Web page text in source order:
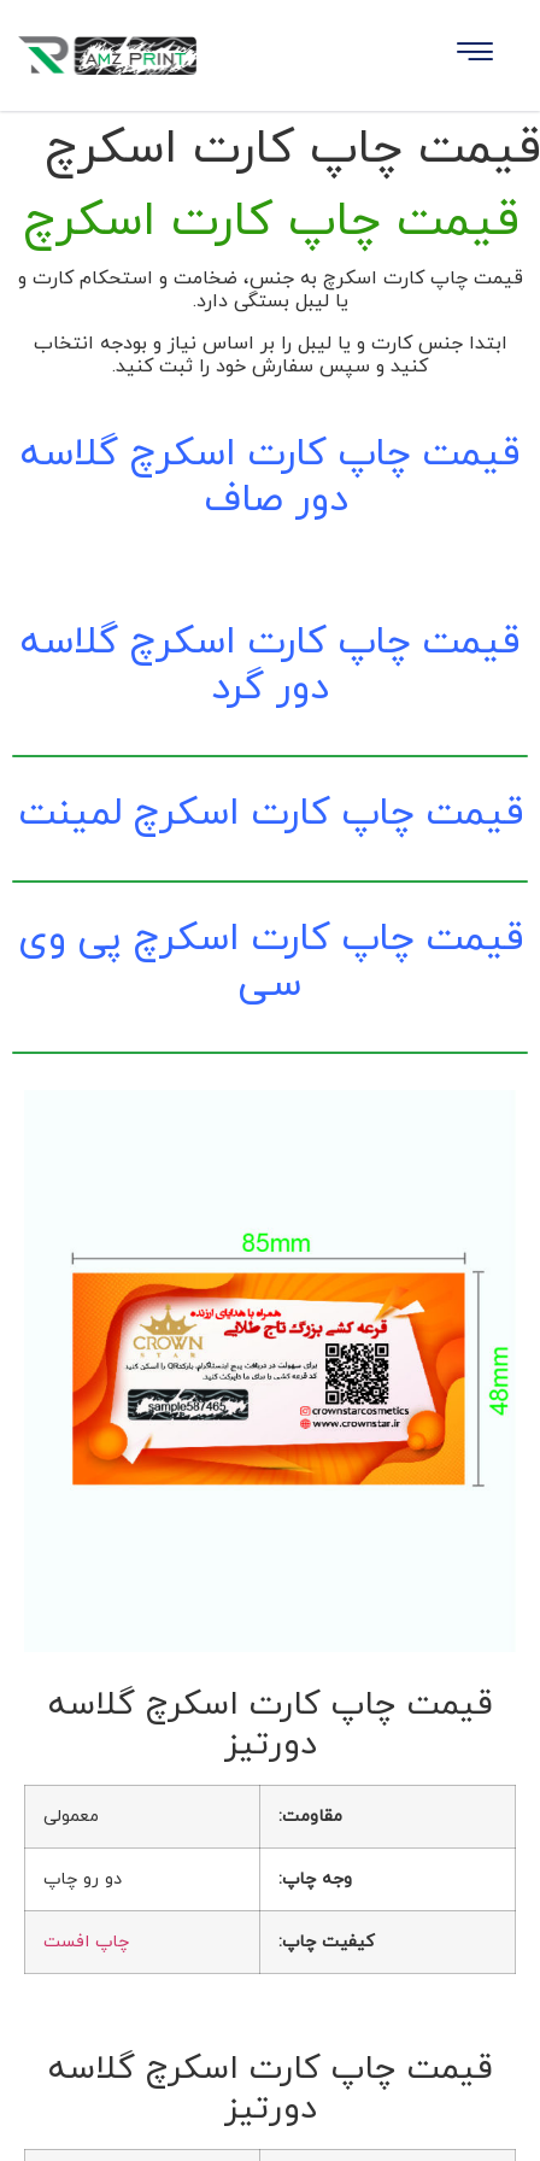
قیمت چاپ کارت اسکرچ
قیمت چاپ کارت اسکرچ
قیمت چاپ کارت اسکرچ به جنس، ضخامت و استحکام کارت و
یا لیبل بستگی دارد.
ابتدا جنس کارت و یا لیبل را بر اساس نیاز و بودجه انتخاب
کنید و سپس سفارش خود را ثبت کنید.
قیمت چاپ کارت اسکرچ گلاسه
دور صاف
قیمت چاپ کارت اسکرچ گلاسه
دور گرد
قیمت چاپ کارت اسکرچ لمینت
قیمت چاپ کارت اسکرچ پی وی
سی
قیمت چاپ کارت اسکرچ گلاسه
دورتیز
مقاومت: معمولی
وجه چاپ: دو رو چاپ
کیفیت چاپ: چاپ افست
قیمت چاپ کارت اسکرچ گلاسه
دورتیز